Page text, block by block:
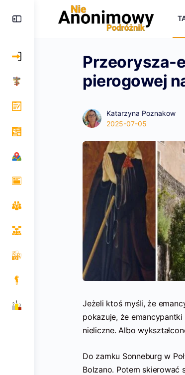
Przeorysza-
pierogowej
Katarzyna Poznakow
2025-07-05
Jeżeli ktoś myśli, że
pokazuje, że
nieliczne. Albo
Do zamku Sonneburg w
Bolzano. Potem skierować